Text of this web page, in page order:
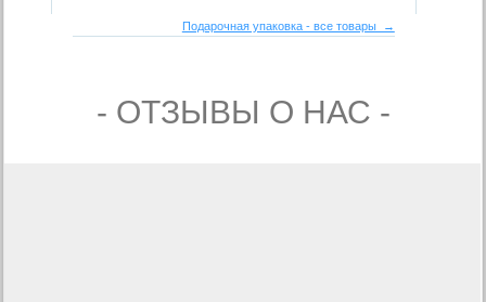
Подарочная упаковка - все товары →
- ОТЗЫВЫ О НАС -